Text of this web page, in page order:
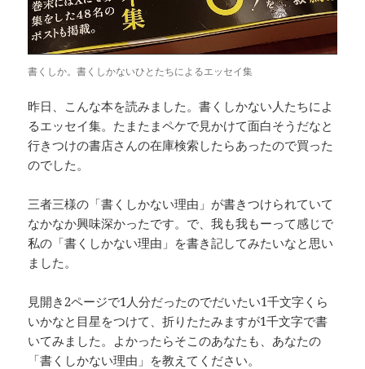
書くしか。書くしかないひとたちによるエッセイ集
昨日、こんな本を読みました。書くしかない人たちによ
るエッセイ集。たまたまペケで見かけて面白そうだなと
行きつけの書店さんの在庫検索したらあったので買った
のでした。
三者三様の「書くしかない理由」が書きつけられていて
なかなか興味深かったです。で、我も我もーって感じで
私の「書くしかない理由」を書き記してみたいなと思い
ました。
見開き2ページで1人分だったのでだいたい1千文字くら
いかなと目星をつけて、折りたたみますが1千文字で書
いてみました。よかったらそこのあなたも、あなたの
「書くしかない理由」を教えてください。